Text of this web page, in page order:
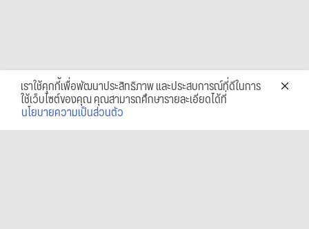
เราใช้คุกกี้เพื่อพัฒนาประสิทธิภาพ และประสบการณ์ที่ดีในการ
ใช้เว็บไซต์ของคุณ คุณสามารถศึกษารายละเอียดได้ที่
นโยบายความเป็นส่วนตัว